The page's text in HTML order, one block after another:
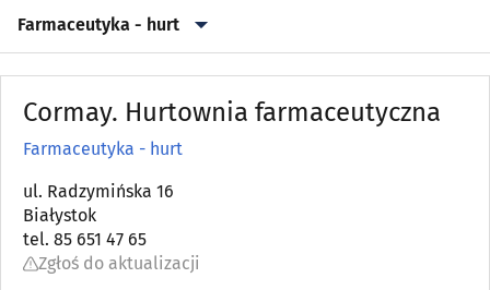
Farmaceutyka - hurt
Alergologia(18)
Angiologia(5)
Apteki(92)
Cormay. Hurtownia farmaceutyczna
Farmaceutyka - hurt
ul. Radzymińska 16
Białystok
tel. 85 651 47 65
Zgłoś do aktualizacji